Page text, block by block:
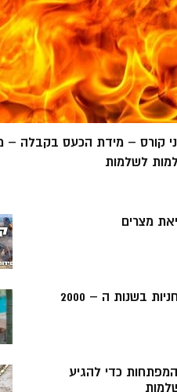
קורס – מידת הכעס בקבלה –
לשלמות
מצרים
בשנות ה – 2000
5 המפתחות כדי להגיע